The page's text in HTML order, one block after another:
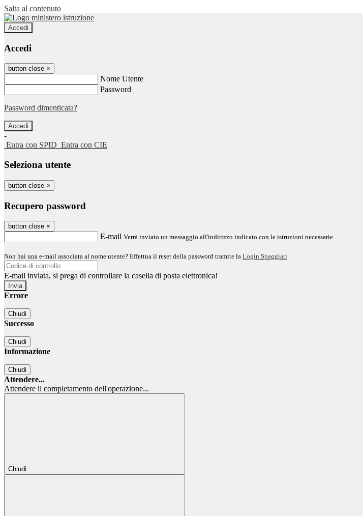
Salta al contenuto
Accedi
Accedi
button close ×
Nome Utente
Password
Password dimenticata?
-
Entra con SPID Entra con CIE
Seleziona utente
button close ×
Recupero password
button close ×
E-mail Verrà inviato un messaggio all'indirizzo indicato con le istruzioni necessarie.
Non hai una e-mail associata al nome utente? Effettua il reset della password tramite la Login Spaggiari
E-mail inviata, si prega di controllare la casella di posta elettronica!
Errore
Chiudi
Successo
Chiudi
Informazione
Chiudi
Attendere...
Attendere il completamento dell'operazione...
Chiudi